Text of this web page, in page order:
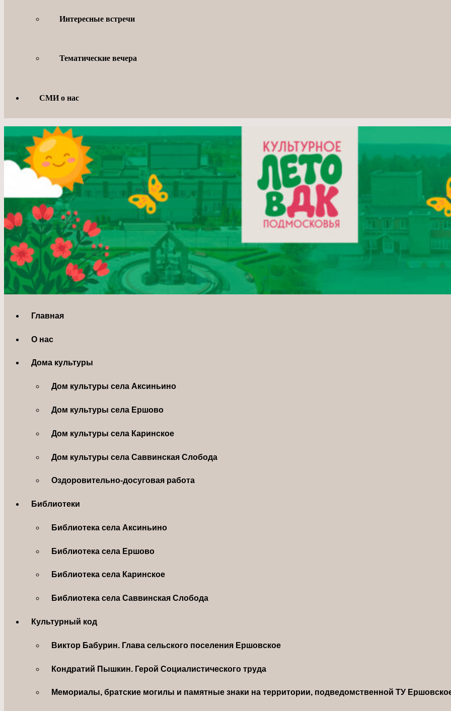
Интересные встречи
Тематические вечера
СМИ о нас
Главная
О нас
Дома культуры
Дом культуры села Аксиньино
Дом культуры села Ершово
Дом культуры села Каринское
Дом культуры села Саввинская Слобода
Оздоровительно-досуговая работа
Библиотеки
Библиотека села Аксиньино
Библиотека села Ершово
Библиотека села Каринское
Библиотека села Саввинская Слобода
Культурный код
Виктор Бабурин. Глава сельского поселения Ершовское
Кондратий Пышкин. Герой Социалистического труда
Мемориалы, братские могилы и памятные знаки на территории, подведомственной ТУ